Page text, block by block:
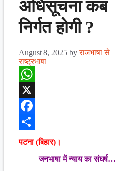
अधिसूचना कब
निर्गत होगी ?
August 8, 2025 byराजभाषा से
राष्ट्रभाषा
WhatsApp
X
Facebook
Share
पटना (बिहार)।
जनभाषा में न्याय का संघर्ष…